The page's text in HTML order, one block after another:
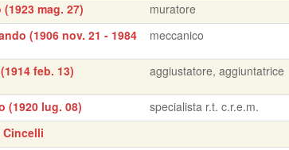
mag. 27) muratore
(1906 nov. 21 - 1984
meccanico
feb. 13) aggiustatore, aggiuntatrice
(1920 lug. 08)
specialista r.t. c.r.e.m.
Cincelli